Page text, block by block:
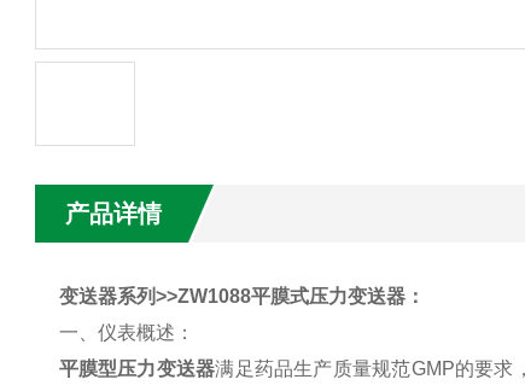
产品详情
变送器系列>>ZW1088平膜式压力变送器：
一、仪表概述：
平膜型压力变送器满足药品生产质量规范GMP的要求